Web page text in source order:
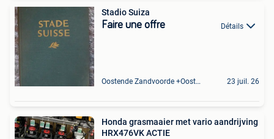
Stadio Suiza
Faire une offre Détails
Oostende Zandvoorde +Oostende 23 juil. 26
Honda grasmaaier met vario aandrijving
HRX476VK ACTIE